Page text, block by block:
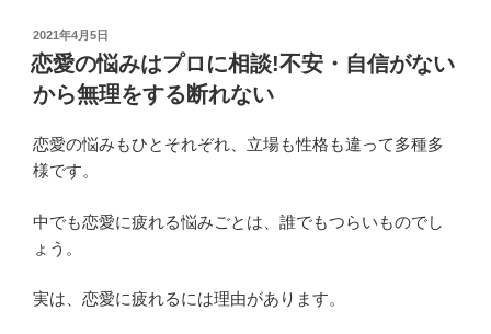
投
稿
日:
2021年4月5日
恋愛の悩みはプロに相談!不安・自信がない
から無理をする断れない
恋愛の悩みもひとそれぞれ、立場も性格も違って多種多
様です。
中でも恋愛に疲れる悩みごとは、誰でもつらいものでし
ょう。
実は、恋愛に疲れるには理由があります。